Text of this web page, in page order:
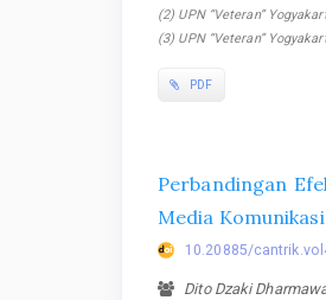
(2) UPN “Veteran”
(3) UPN “Veteran”
PDF
Perbandingan
Media
10.20885/
Dito Dzaki